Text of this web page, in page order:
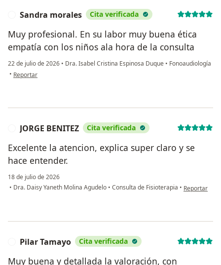
Sandra morales Cita verificada
Muy profesional. En su labor muy buena ética
empatía con los niños ala hora de la consulta
22 de julio de 2026 • Dra. Isabel Cristina Espinosa Duque • Fonoaudiología
• en opinión del usuario Sandra morales
Reportar
JORGE BENITEZ Cita verificada
Excelente la atencion, explica super claro y se
hace entender.
18 de julio de 2026
• Dra. Daisy Yaneth Molina Agudelo • Consulta de Fisioterapia • en opinión
Reportar
Pilar Tamayo Cita verificada
Muy buena y detallada la valoración, con